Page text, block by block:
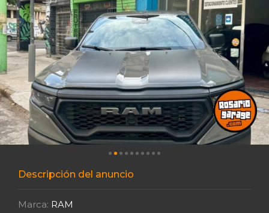
Descripción del anuncio
Marca: RAM